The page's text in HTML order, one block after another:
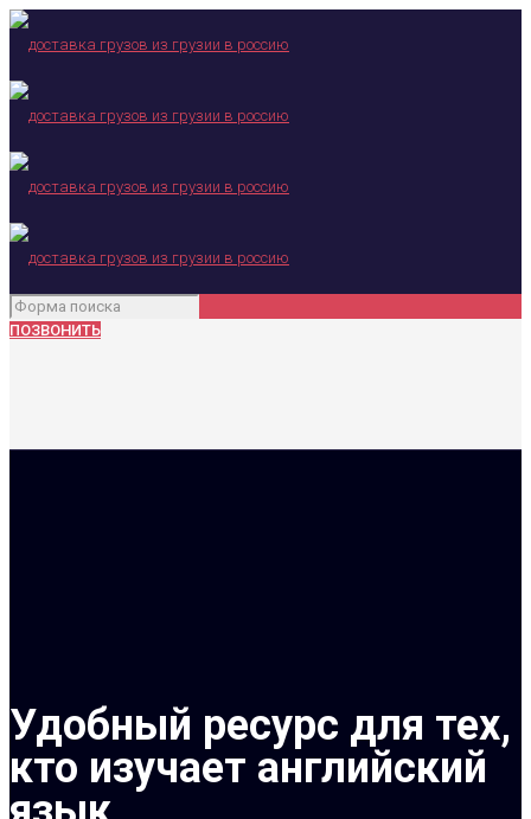
ПОЗВОНИТЬ
Удобный ресурс для тех,
кто изучает английский